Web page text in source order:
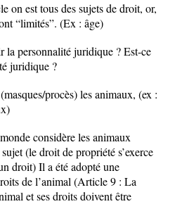
on est tous des sujets de droit, or,
“limités”. (Ex : âge)
la personnalité juridique ? Est-ce
juridique ?
procès) les animaux, (ex :
considère les animaux
(le droit de propriété s’exerce
droit) Il a été adopté une
de l’animal (Article 9 : La
et ses droits doivent être